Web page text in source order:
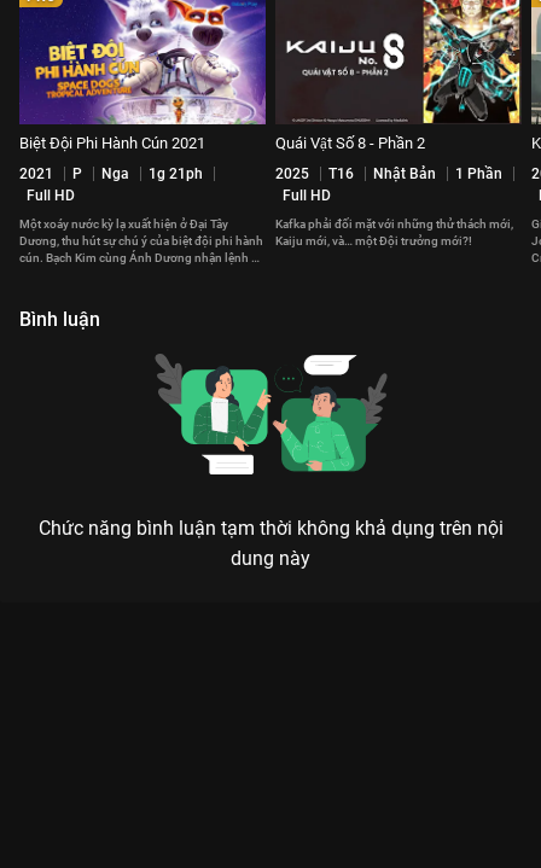
Biệt Đội Phi Hành Cún 2021
2021 P Nga
1g 21ph
Full HD
Một xoáy nước kỳ lạ xuất hiện ở Đại Tây
Dương, thu hút sự chú ý của biệt đội phi hành
cún. Bạch Kim cùng Ánh Dương nhận lệnh đi
Quái Vật Số 8 - Phần 2
2025 T16 Nhật Bản
1 Phần
Full HD
Kafka phải đối mặt với những thử thách mới,
Kaiju mới, và… một Đội trưởng mới?!
Bình luận
Chức năng bình luận tạm thời không khả dụng trên nội
dung này